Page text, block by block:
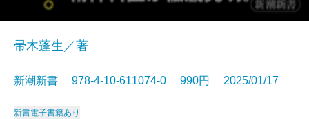
帚木蓬生／著
新潮新書 978-4-10-611074-0 990円 2025/01/17
新書電子書籍あり